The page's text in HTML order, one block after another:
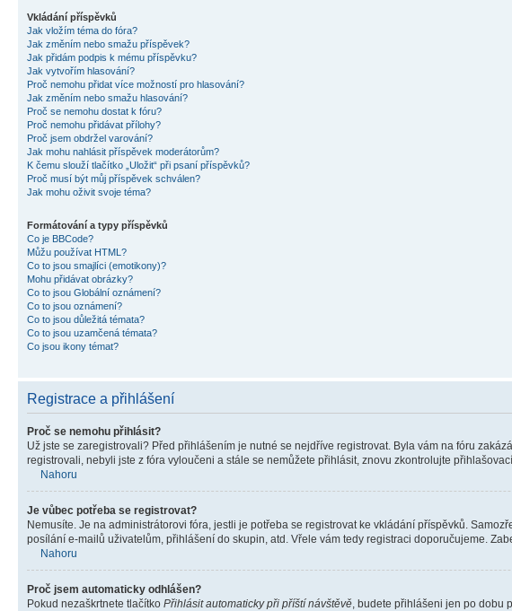
Vkládání příspěvků
Jak vložím téma do fóra?
Jak změním nebo smažu příspěvek?
Jak přidám podpis k mému příspěvku?
Jak vytvořím hlasování?
Proč nemohu přidat více možností pro hlasování?
Jak změním nebo smažu hlasování?
Proč se nemohu dostat k fóru?
Proč nemohu přidávat přílohy?
Proč jsem obdržel varování?
Jak mohu nahlásit příspěvek moderátorům?
K čemu slouží tlačítko „Uložit“ při psaní příspěvků?
Proč musí být můj příspěvek schválen?
Jak mohu oživit svoje téma?
Formátování a typy příspěvků
Co je BBCode?
Můžu používat HTML?
Co to jsou smajlíci (emotikony)?
Mohu přidávat obrázky?
Co to jsou Globální oznámení?
Co to jsou oznámení?
Co to jsou důležitá témata?
Co to jsou uzamčená témata?
Co jsou ikony témat?
Registrace a přihlášení
Proč se nemohu přihlásit?
Už jste se zaregistrovali? Před přihlášením je nutné se nejdříve registrovat. Byla vám na fóru
registrovali, nebyli jste z fóra vyloučeni a stále se nemůžete přihlásit, znovu zkontrolujte
Nahoru
Je vůbec potřeba se registrovat?
Nemusíte. Je na administrátorovi fóra, jestli je potřeba se registrovat ke vkládání příspěvků.
posílání e-mailů uživatelům, přihlášení do skupin, atd. Vřele vám tedy registraci doporučujeme.
Nahoru
Proč jsem automaticky odhlášen?
Pokud nezaškrtnete tlačítko Přihlásit automaticky při příští návštěvě, budete přihlášeni jen po dobu